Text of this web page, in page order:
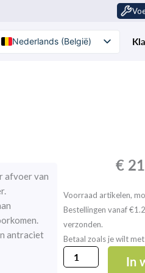
Nederlands (België)
afvoer van
antraciet
€
Voorraad artikelen,
Bestellingen vanaf
verzonden.
Betaal zoals je wilt
GutJahr
ProFin
In